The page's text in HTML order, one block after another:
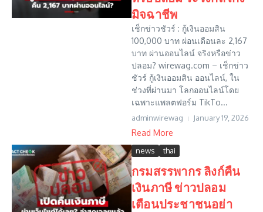
มิจฉาชีพ
เช็กข่าวชัวร์ : กู้เงินออมสิน
100,000 บาท ผ่อนเดือนละ 2,167
บาท ผ่านออนไลน์ จริงหรือข่าว
ปลอม? wirewag.com – เช็กข่าว
ชัวร์ กู้เงินออมสิน ออนไลน์, ใน
ช่วงที่ผ่านมา โลกออนไลน์โดย
เฉพาะแพลตฟอร์ม TikTo...
adminwirewag January 19, 2026
Read More
news thai
กรมสรรพากร ลิงก์คืน
เงินภาษี ข่าวปลอม
เตือนประชาชนอย่า